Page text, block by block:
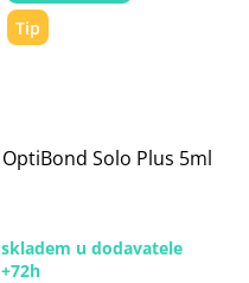
Tip
OptiBond Solo Plus 5ml
skladem u dodavatele
+72h